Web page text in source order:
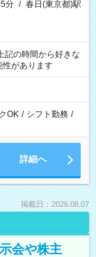
分 / 春日(東京都)駅
があります
OK / シフト勤務 /
詳細へ
掲載日：2026.08.07
会や株主